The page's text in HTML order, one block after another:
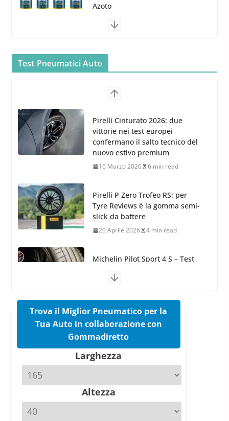
Azoto
26 Marzo 2025
TOP Prodotti per la Cura Auto
2023
Bidoni per la Pulizia Auto
6 Maggio 2022 3 min read
Test Pneumatici Auto
Pirelli Cinturato 2026: due
vittorie nei test europei
confermano il salto tecnico del
nuovo estivo premium
16 Marzo 2026 6 min read
Pirelli P Zero Trofeo RS: per
Tyre Reviews è la gomma semi-
slick da battere
20 Aprile 2026 4 min read
Michelin Pilot Sport 4 S – Test
11 Aprile 2026
Hankook Test Pneumatici Estivi
2026: Ventus evo vince con Auto
Bild, Ventus Prime 4 convince
26 Marzo 2026
Test Gomme 2026 Tyre Reviews:
i Migliori pneumatici estivi
Trova il Miglior Pneumatico per la
Tua Auto in collaborazione con
Gommadiretto
Larghezza
Altezza